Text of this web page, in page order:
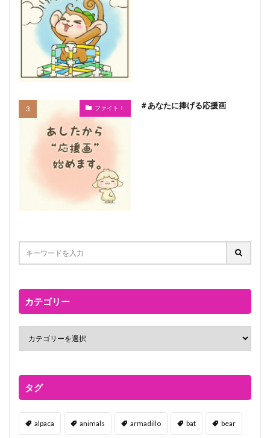
ファイト！ ＃あなたに捧げる応援画
カテゴリー
タグ
alpaca animals armadillo bat bear